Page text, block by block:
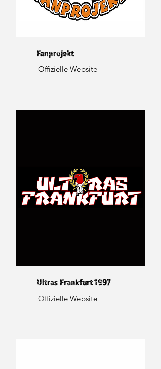
Fanprojekt
Offizielle Website
Ultras Frankfurt 1997
Offizielle Website